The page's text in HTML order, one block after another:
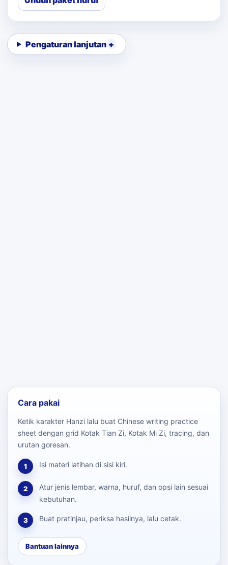
Pengaturan lanjutan
Cara pakai
Ketik karakter Hanzi lalu buat Chinese writing practice
sheet dengan grid Kotak Tian Zi, Kotak Mi Zi, tracing, dan
urutan goresan.
1 Isi materi latihan di sisi kiri.
2
Atur jenis lembar, warna, huruf, dan opsi lain sesuai
kebutuhan.
3 Buat pratinjau, periksa hasilnya, lalu cetak.
Bantuan lainnya